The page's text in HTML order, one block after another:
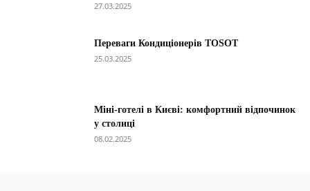
27.03.2025
Переваги Кондиціонерів TOSOT
25.03.2025
Міні-готелі в Києві: комфортний відпочинок
у столиці
08.02.2025